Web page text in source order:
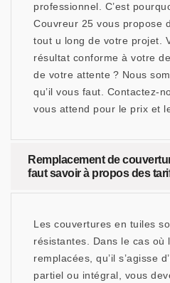
professionnel. C’est
Couvreur 25 vous propose
tout u long de votre projet.
résultat conforme à votre
de votre attente ? Nous
qu’il vous faut. Contactez-
vous attend pour le prix et
Remplacement de
faut savoir à propos des
Les couvertures en tuiles
résistantes. Dans le cas où
remplacées, qu’il s’agisse
partiel ou intégral, vous